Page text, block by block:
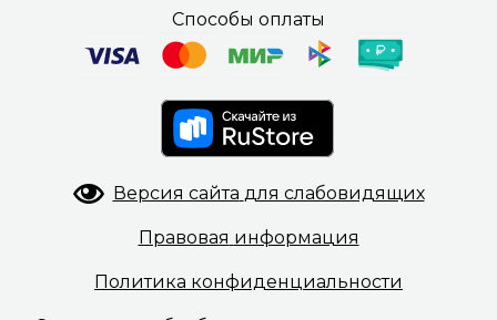
Способы оплаты
Версия сайта для слабовидящих
Правовая информация
Политика конфиденциальности